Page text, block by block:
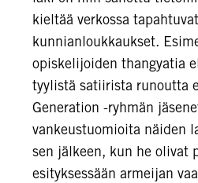
kieltää verkossa
kunnianloukkaukset.
opiskelijoiden thangyatia
tyylistä satiirista runoutta
Generation -ryhmän
vankeustuomioita näiden
sen jälkeen, kun he olivat
esityksessään armeijan